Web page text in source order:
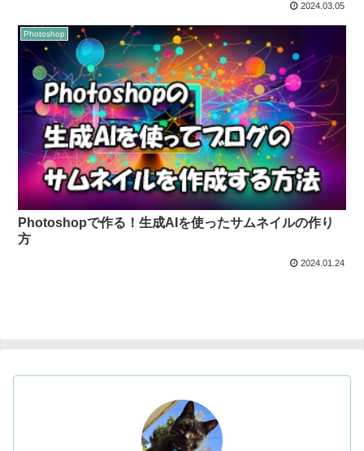
2024.03.05
Photoshop
Photoshopで作る！生成AIを使ったサムネイルの作り
方
2024.01.24